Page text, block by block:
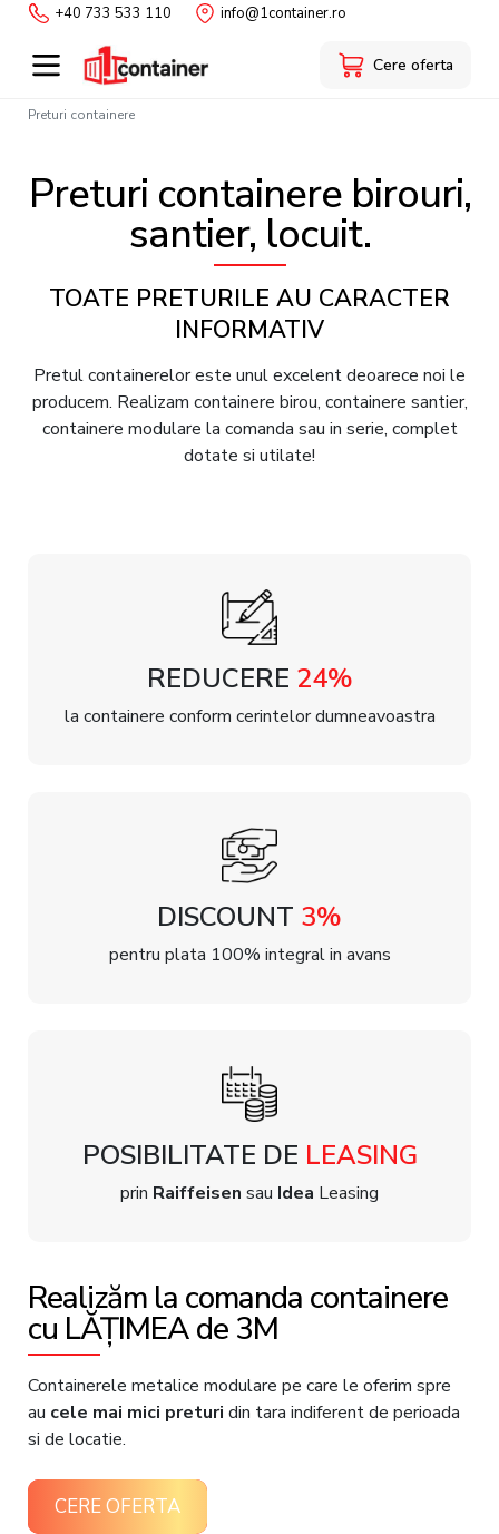
+40 733 533 110 info@1container.ro
Cere oferta
Preturi containere
Preturi containere birouri,
santier, locuit.
TOATE PRETURILE AU CARACTER
INFORMATIV
Pretul containerelor este unul excelent deoarece noi le
producem. Realizam containere birou, containere santier,
containere modulare la comanda sau in serie, complet
dotate si utilate!
Realizăm la comanda containere
cu LĂȚIMEA de 3M
Containerele metalice modulare pe care le oferim spre
au cele mai mici preturi din tara indiferent de perioada
si de locatie.
CERE OFERTA
REDUCERE 24%
la containere conform cerintelor dumneavoastra
DISCOUNT 3%
pentru plata 100% integral in avans
POSIBILITATE DE LEASING
prin Raiffeisen sau Idea Leasing